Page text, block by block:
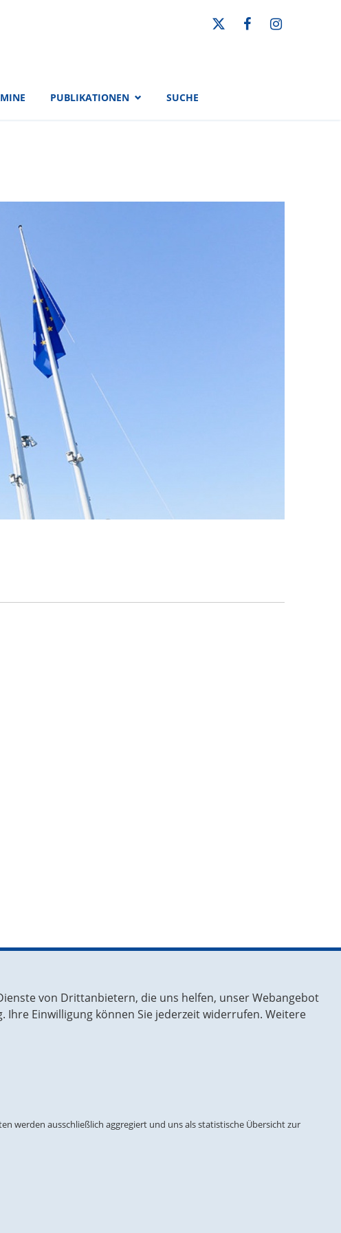
PUBLIKATIONEN SUCHE
Union
/ European
Impressum
von Drittanbietern, die uns helfen, unser Webangebot
Einwilligung können Sie jederzeit widerrufen. Weitere
werden ausschließlich aggregiert und uns als statistische Übersicht zur